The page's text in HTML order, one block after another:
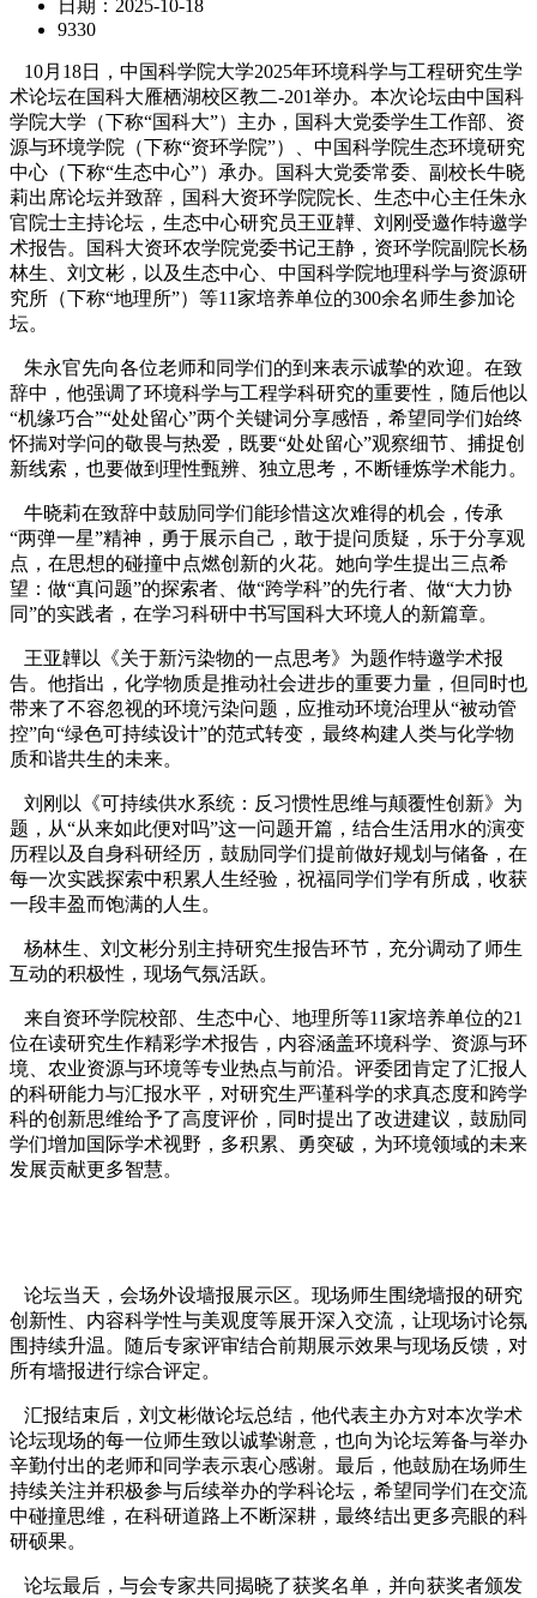
日期：2025-10-18
9330
10月18日，中国科学院大学2025年环境科学与工程研究生学
术论坛在国科大雁栖湖校区教二-201举办。本次论坛由中国科
学院大学（下称“国科大”）主办，国科大党委学生工作部、资
源与环境学院（下称“资环学院”）、中国科学院生态环境研究
中心（下称“生态中心”）承办。国科大党委常委、副校长牛晓
莉出席论坛并致辞，国科大资环学院院长、生态中心主任朱永
官院士主持论坛，生态中心研究员王亚韡、刘刚受邀作特邀学
术报告。国科大资环农学院党委书记王静，资环学院副院长杨
林生、刘文彬，以及生态中心、中国科学院地理科学与资源研
究所（下称“地理所”）等11家培养单位的300余名师生参加论
坛。
朱永官先向各位老师和同学们的到来表示诚挚的欢迎。在致
辞中，他强调了环境科学与工程学科研究的重要性，随后他以
“机缘巧合”“处处留心”两个关键词分享感悟，希望同学们始终
怀揣对学问的敬畏与热爱，既要“处处留心”观察细节、捕捉创
新线索，也要做到理性甄辨、独立思考，不断锤炼学术能力。
牛晓莉在致辞中鼓励同学们能珍惜这次难得的机会，传承
“两弹一星”精神，勇于展示自己，敢于提问质疑，乐于分享观
点，在思想的碰撞中点燃创新的火花。她向学生提出三点希
望：做“真问题”的探索者、做“跨学科”的先行者、做“大力协
同”的实践者，在学习科研中书写国科大环境人的新篇章。
王亚韡以《关于新污染物的一点思考》为题作特邀学术报
告。他指出，化学物质是推动社会进步的重要力量，但同时也
带来了不容忽视的环境污染问题，应推动环境治理从“被动管
控”向“绿色可持续设计”的范式转变，最终构建人类与化学物
质和谐共生的未来。
刘刚以《可持续供水系统：反习惯性思维与颠覆性创新》为
题，从“从来如此便对吗”这一问题开篇，结合生活用水的演变
历程以及自身科研经历，鼓励同学们提前做好规划与储备，在
每一次实践探索中积累人生经验，祝福同学们学有所成，收获
一段丰盈而饱满的人生。
杨林生、刘文彬分别主持研究生报告环节，充分调动了师生
互动的积极性，现场气氛活跃。
来自资环学院校部、生态中心、地理所等11家培养单位的21
位在读研究生作精彩学术报告，内容涵盖环境科学、资源与环
境、农业资源与环境等专业热点与前沿。评委团肯定了汇报人
的科研能力与汇报水平，对研究生严谨科学的求真态度和跨学
科的创新思维给予了高度评价，同时提出了改进建议，鼓励同
学们增加国际学术视野，多积累、勇突破，为环境领域的未来
发展贡献更多智慧。
论坛当天，会场外设墙报展示区。现场师生围绕墙报的研究
创新性、内容科学性与美观度等展开深入交流，让现场讨论氛
围持续升温。随后专家评审结合前期展示效果与现场反馈，对
所有墙报进行综合评定。
汇报结束后，刘文彬做论坛总结，他代表主办方对本次学术
论坛现场的每一位师生致以诚挚谢意，也向为论坛筹备与举办
辛勤付出的老师和同学表示衷心感谢。最后，他鼓励在场师生
持续关注并积极参与后续举办的学科论坛，希望同学们在交流
中碰撞思维，在科研道路上不断深耕，最终结出更多亮眼的科
研硕果。
论坛最后，与会专家共同揭晓了获奖名单，并向获奖者颁发